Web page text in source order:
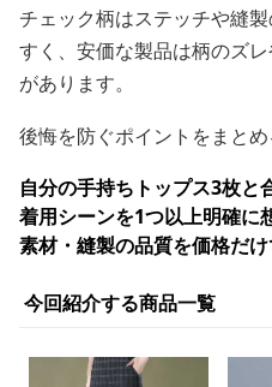
チェック柄はステッチや縫
すく、安価な製品は柄のズ
があります。
後悔を防ぐポイントをまとめ
自分の手持ちトップス3枚と
着用シーンを1つ以上明確に
素材・縫製の品質を価格だ
今回紹介する商品一覧